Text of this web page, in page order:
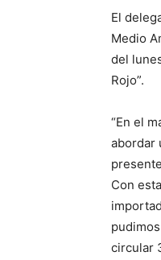
El
Medio
del
Rojo”.
“En el
abordar
Con
circular